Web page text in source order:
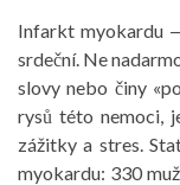
Infarkt myokardu
srdeční. Ne
slovy nebo činy
rysů této nemoci,
zážitky a stres.
myokardu: 330